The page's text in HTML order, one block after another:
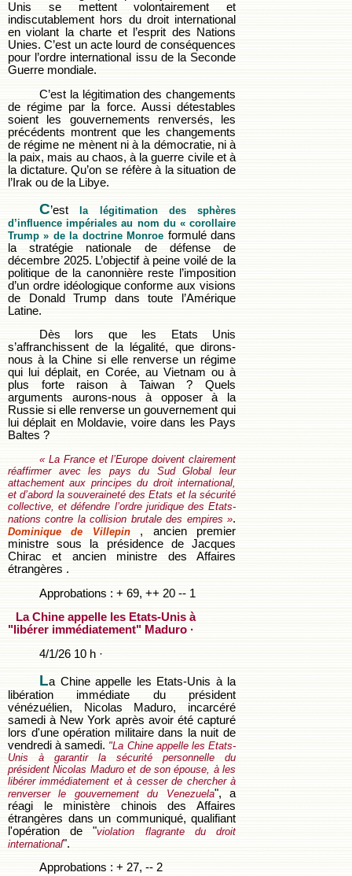
Unis se mettent volontairement et
indiscutablement hors du droit international
en violant la charte et l’esprit des Nations
Unies. C’est un acte lourd de conséquences
pour l’ordre international issu de la Seconde
Guerre mondiale.
C’est la légitimation des changements
de régime par la force. Aussi détestables
soient les gouvernements renversés, les
précédents montrent que les changements
de régime ne mènent ni à la démocratie, ni à
la paix, mais au chaos, à la guerre civile et à
la dictature. Qu’on se réfère à la situation de
l’Irak ou de la Libye.
C’est la légitimation des sphères
d’influence impériales au nom du « corollaire
Trump » de la doctrine Monroe formulé dans
la stratégie nationale de défense de
décembre 2025. L’objectif à peine voilé de la
politique de la canonnière reste l’imposition
d’un ordre idéologique conforme aux visions
de Donald Trump dans toute l’Amérique
Latine.
Dès lors que les Etats Unis
s’affranchissent de la légalité, que dirons-
nous à la Chine si elle renverse un régime
qui lui déplait, en Corée, au Vietnam ou à
plus forte raison à Taiwan ? Quels
arguments aurons-nous à opposer à la
Russie si elle renverse un gouvernement qui
lui déplait en Moldavie, voire dans les Pays
Baltes ?
« La France et l’Europe doivent clairement
réaffirmer avec les pays du Sud Global leur
attachement aux principes du droit international,
et d’abord la souveraineté des Etats et la sécurité
collective, et défendre l’ordre juridique des Etats-
nations contre la collision brutale des empires ».
Dominique de Villepin, ancien premier
ministre sous la présidence de Jacques
Chirac et ancien ministre des Affaires
étrangères .
Approbations : + 69, ++ 20 -- 1
La Chine appelle les Etats-Unis à
"libérer immédiatement" Maduro ·
4/1/26 10 h ·
La Chine appelle les Etats-Unis à la
libération immédiate du président
vénézuélien, Nicolas Maduro, incarcéré
samedi à New York après avoir été capturé
lors d'une opération militaire dans la nuit de
vendredi à samedi. "La Chine appelle les Etats-
Unis à garantir la sécurité personnelle du
président Nicolas Maduro et de son épouse, à les
libérer immédiatement et à cesser de chercher à
renverser le gouvernement du Venezuela", a
réagi le ministère chinois des Affaires
étrangères dans un communiqué, qualifiant
l'opération de "violation flagrante du droit
international".
Approbations : + 27, -- 2